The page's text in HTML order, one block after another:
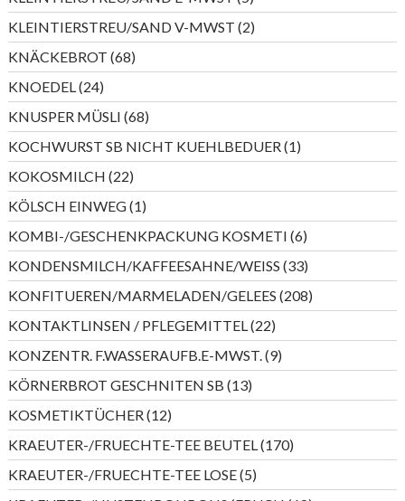
Produkte
KLEINTIERSTREU/SAND V-MWST 22
Produkte
KNÄCKEBROT 6868
Produkte
KNOEDEL 2424
Produkte
KNUSPER MÜSLI 6868
Produkte
KOCHWURST SB NICHT KUEHLBEDUER 11
Produkt
KOKOSMILCH 2222
Produkte
KÖLSCH EINWEG 11
Produkt
KOMBI-/GESCHENKPACKUNG KOSMETI 66
Produkte
KONDENSMILCH/KAFFEESAHNE/WEISS 3333
Produkte
KONFITUEREN/MARMELADEN/GELEES 208208
Produkte
KONTAKTLINSEN / PFLEGEMITTEL 2222
Produkte
KONZENTR. F.WASSERAUFB.E-MWST. 99
Produkte
KÖRNERBROT GESCHNITEN SB 1313
Produkte
KOSMETIKTÜCHER 1212
Produkte
KRAEUTER-/FRUECHTE-TEE BEUTEL 170170
Produkte
KRAEUTER-/FRUECHTE-TEE LOSE 55
Produkte